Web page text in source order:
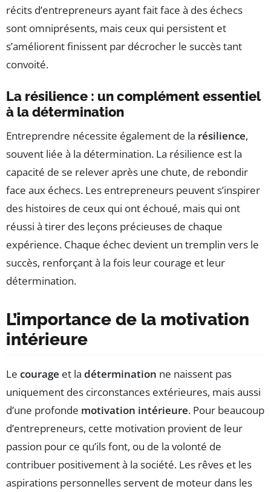
récits d’entrepreneurs ayant fait face à des échecs
sont omniprésents, mais ceux qui persistent et
s’améliorent finissent par décrocher le succès tant
convoité.
La résilience : un complément essentiel
à la détermination
Entreprendre nécessite également de la résilience,
souvent liée à la détermination. La résilience est la
capacité de se relever après une chute, de rebondir
face aux échecs. Les entrepreneurs peuvent s’inspirer
des histoires de ceux qui ont échoué, mais qui ont
réussi à tirer des leçons précieuses de chaque
expérience. Chaque échec devient un tremplin vers le
succès, renforçant à la fois leur courage et leur
détermination.
L’importance de la motivation
intérieure
Le courage et la détermination ne naissent pas
uniquement des circonstances extérieures, mais aussi
d’une profonde motivation intérieure. Pour beaucoup
d’entrepreneurs, cette motivation provient de leur
passion pour ce qu’ils font, ou de la volonté de
contribuer positivement à la société. Les rêves et les
aspirations personnelles servent de moteur dans les